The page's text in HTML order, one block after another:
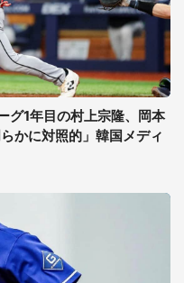
グ1年目の村上宗隆、岡本
かに対照的」韓国メディ